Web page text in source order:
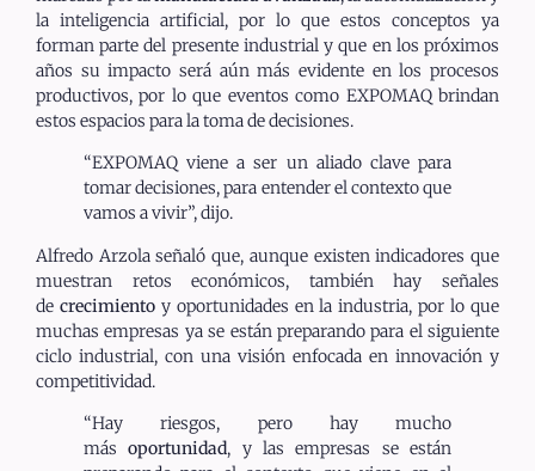
la inteligencia artificial, por lo que estos conceptos ya
forman parte del presente industrial y que en los próximos
años su impacto será aún más evidente en los procesos
productivos, por lo que eventos como EXPOMAQ brindan
estos espacios para la toma de decisiones.
“EXPOMAQ viene a ser un aliado clave para
tomar decisiones, para entender el contexto que
vamos a vivir”, dijo.
Alfredo Arzola señaló que, aunque existen indicadores que
muestran retos económicos, también hay señales
de crecimientoy oportunidades en la industria, por lo que
muchas empresas ya se están preparando para el siguiente
ciclo industrial, con una visión enfocada en innovación y
competitividad.
“Hay riesgos, pero hay mucho
másoportunidad, y las empresas se están